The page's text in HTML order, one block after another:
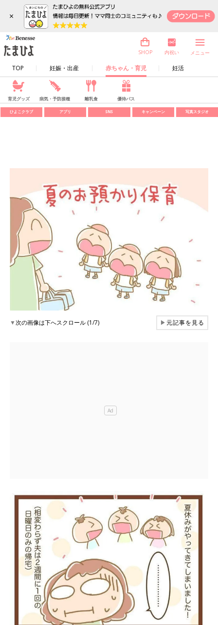
×
TOP 妊娠・出産 赤ちゃん・育児 妊活
SHOP 内祝い メニュー
育児グッズ 病気・予防接種 離乳食 優待パス
ひよこクラブ アプリ SNS キャンペーン 写真スタジオ
▼次の画像は下へスクロール (1/7) ▶元記事を見る